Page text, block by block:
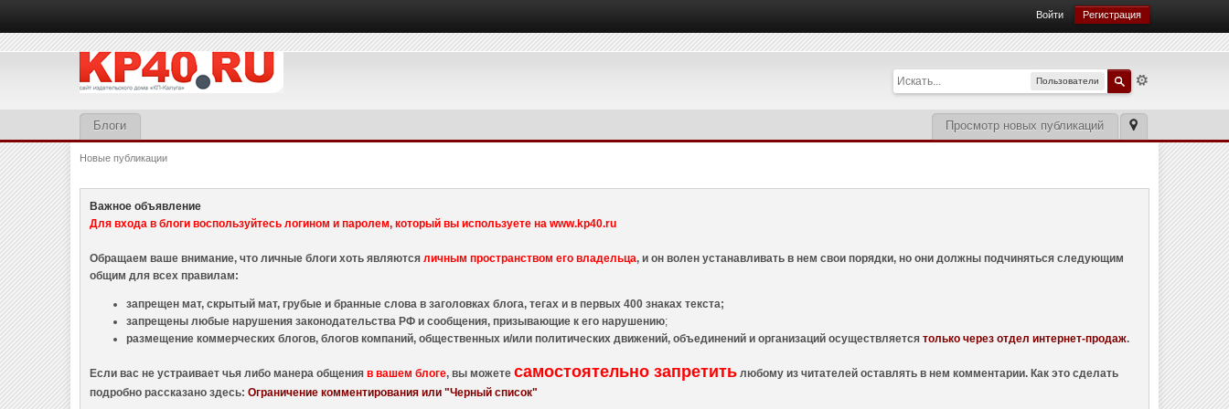
Войти Регистрация
Пользователи
Просмотр новых публикаций
Блоги
Новые публикации
Важное объявление
Для входа в блоги воспользуйтесь логином и паролем, который вы используете на www.kp40.ru
Обращаем ваше внимание, что личные блоги хоть являютсяличным пространством его владельца, и он волен устанавливать в нем свои порядки, но они должны подчиняться следующим
общим для всех правилам:
запрещен мат, скрытый мат, грубые и бранные слова в заголовках блога, тегах и в первых 400 знаках текста;
запрещены любые нарушения законодательства РФ и сообщения, призывающие к его нарушению;
размещение коммерческих блогов, блогов компаний, общественных и/или политических движений, объединений и организаций осуществляетсятолько через отдел интернет-продаж.
Если вас не устраивает чья либо манера общенияв вашем блоге, вы можетесамостоятельно запретить любому из читателей оставлять в нем комментарии. Как это сделать
подробно рассказано здесь:Ограничение комментирования или "Черный список"